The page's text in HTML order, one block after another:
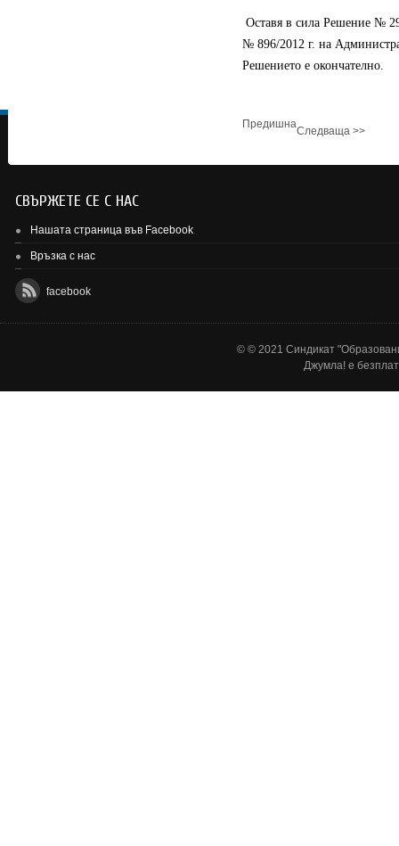
Оставя в сила Решение №
№ 896/2012 г. на
Решението е окончателно.
Предишна
Следваща >>
СВЪРЖЕТЕ СЕ С НАС
Нашата страница във Facebook
Връзка с нас
facebook
© © 2021 Синдикат
Джумла! е